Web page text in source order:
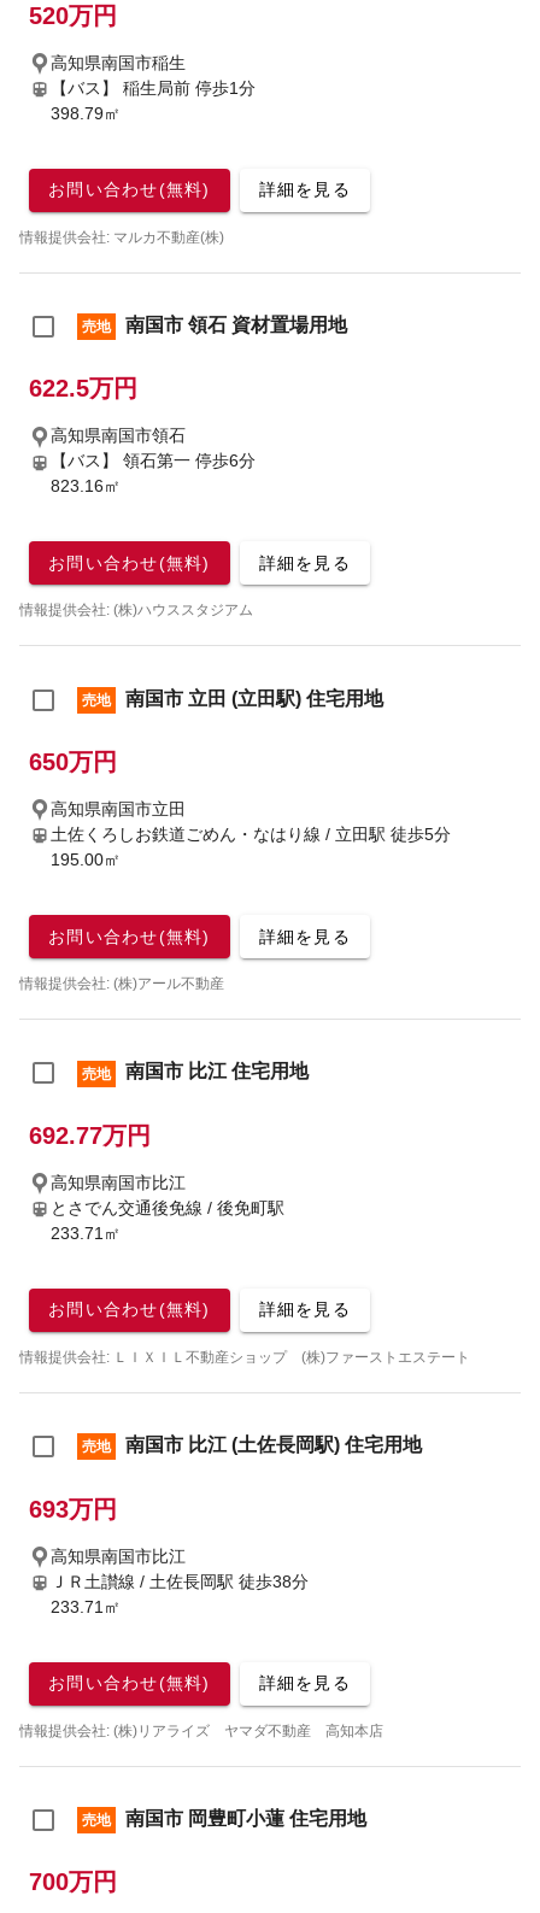
520万円
高知県南国市稲生
【バス】 稲生局前 停歩1分
398.79㎡
お問い合わせ(無料) 詳細を見る
情報提供会社: マルカ不動産(株)
売地 南国市 領石 資材置場用地
622.5万円
高知県南国市領石
【バス】 領石第一 停歩6分
823.16㎡
お問い合わせ(無料) 詳細を見る
情報提供会社: (株)ハウススタジアム
売地 南国市 立田 (立田駅) 住宅用地
650万円
高知県南国市立田
土佐くろしお鉄道ごめん・なはり線 / 立田駅 徒歩5分
195.00㎡
お問い合わせ(無料) 詳細を見る
情報提供会社: (株)アール不動産
売地 南国市 比江 住宅用地
692.77万円
高知県南国市比江
とさでん交通後免線 / 後免町駅
233.71㎡
お問い合わせ(無料) 詳細を見る
情報提供会社: ＬＩＸＩＬ不動産ショップ (株)ファーストエステート
売地 南国市 比江 (土佐長岡駅) 住宅用地
693万円
高知県南国市比江
ＪＲ土讃線 / 土佐長岡駅 徒歩38分
233.71㎡
お問い合わせ(無料) 詳細を見る
情報提供会社: (株)リアライズ ヤマダ不動産 高知本店
売地 南国市 岡豊町小蓮 住宅用地
700万円